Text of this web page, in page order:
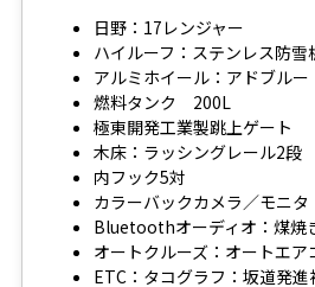
日野：17レンジャー
ハイルーフ：ステンレス防雪
アルミホイール：アドブルー
燃料タンク 200L
極東開発工業製跳上ゲート
木床：ラッシングレール2段
内フック5対
カラーバックカメラ／モニタ
Bluetoothオーディオ：煤焼
オートクルーズ：オートエア
ETC：タコグラフ：坂道発進